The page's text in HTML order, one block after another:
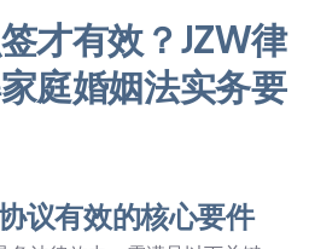
才有效？JZW律
庭婚姻法实务要
议有效的核心要件